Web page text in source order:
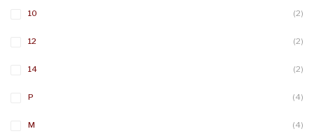
10 (2)
12 (2)
14 (2)
P (4)
M (4)